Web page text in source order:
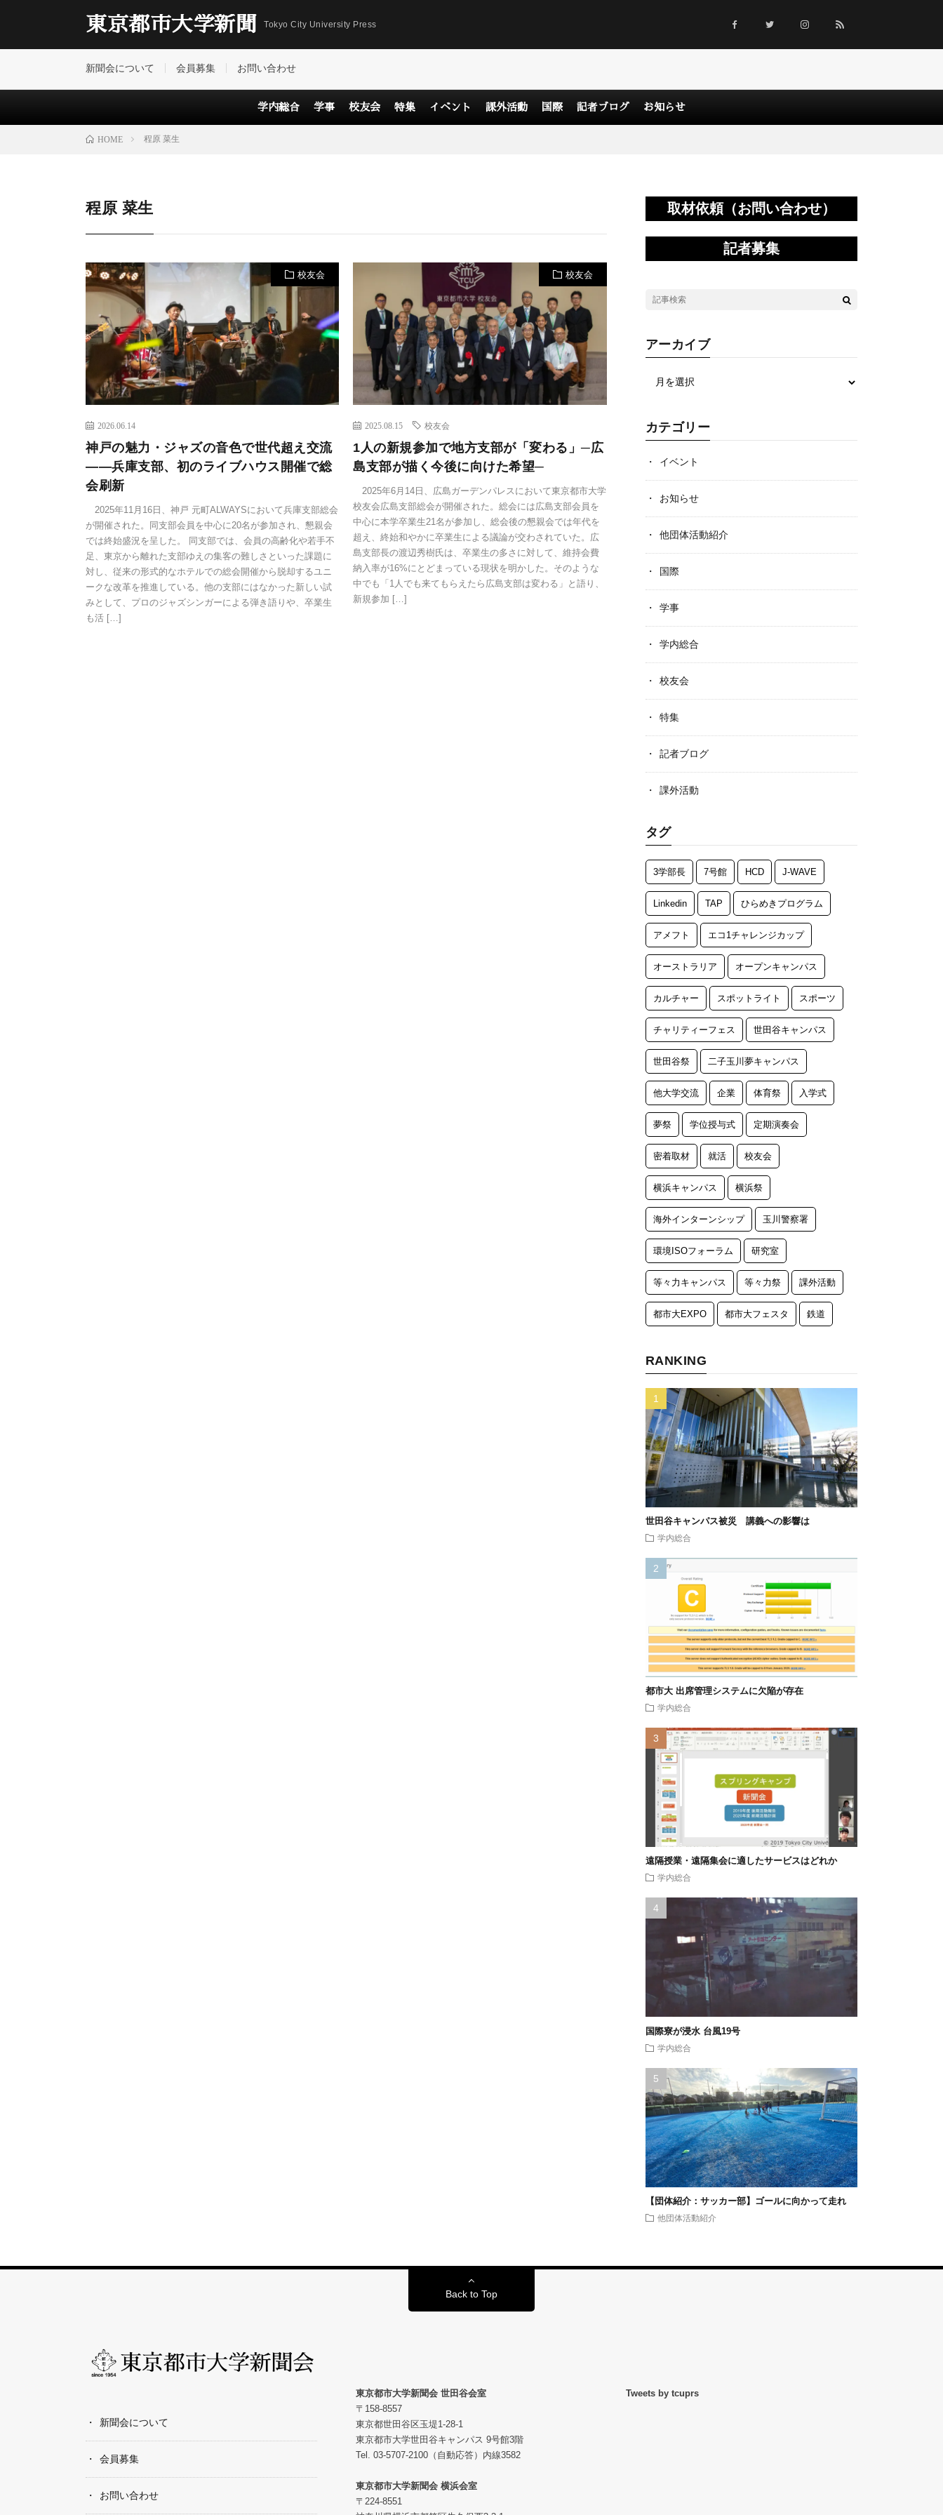
東京都市大学新聞 Tokyo City University Press
新聞会について 会員募集 お問い合わせ
学内総合 学事 校友会 特集 イベント 課外活動 国際 記者ブログ お知らせ
HOME 程原 菜生
程原 菜生
校友会
2026.06.14
神戸の魅力・ジャズの音色で世代超え交流
――兵庫支部、初のライブハウス開催で総
会刷新
2025年11月16日、神戸 元町ALWAYSにおいて兵庫支部総会
が開催された。同支部会員を中心に20名が参加され、懇親会
では終始盛況を呈した。 同支部では、会員の高齢化や若手不
足、東京から離れた支部ゆえの集客の難しさといった課題に
対し、従来の形式的なホテルでの総会開催から脱却するユニ
ークな改革を推進している。他の支部にはなかった新しい試
みとして、プロのジャズシンガーによる弾き語りや、卒業生
も活 […]
校友会
2025.08.15 校友会
1人の新規参加で地方支部が「変わる」─広
島支部が描く今後に向けた希望─
2025年6月14日、広島ガーデンパレスにおいて東京都市大学
校友会広島支部総会が開催された。総会には広島支部会員を
中心に本学卒業生21名が参加し、総会後の懇親会では年代を
超え、終始和やかに卒業生による議論が交わされていた。広
島支部長の渡辺秀樹氏は、卒業生の多さに対して、維持会費
納入率が16%にとどまっている現状を明かした。そのような
中でも「1人でも来てもらえたら広島支部は変わる」と語り、
新規参加 […]
取材依頼（お問い合わせ）
記者募集
アーカイブ
カテゴリー
イベント
お知らせ
他団体活動紹介
国際
学事
学内総合
校友会
特集
記者ブログ
課外活動
タグ
3学部長 7号館 HCD J-WAVE
Linkedin TAP ひらめきプログラム
アメフト エコ1チャレンジカップ
オーストラリア オープンキャンパス
カルチャー スポットライト スポーツ
チャリティーフェス 世田谷キャンパス
世田谷祭 二子玉川夢キャンパス
他大学交流 企業 体育祭 入学式
夢祭 学位授与式 定期演奏会
密着取材 就活 校友会
横浜キャンパス 横浜祭
海外インターンシップ 玉川警察署
環境ISOフォーラム 研究室
等々力キャンパス 等々力祭 課外活動
都市大EXPO 都市大フェスタ 鉄道
RANKING
世田谷キャンパス被災 講義への影響は
学内総合
都市大 出席管理システムに欠陥が存在
学内総合
遠隔授業・遠隔集会に適したサービスはどれか
学内総合
国際寮が浸水 台風19号
学内総合
【団体紹介：サッカー部】ゴールに向かって走れ
他団体活動紹介
Back to Top
新聞会について
会員募集
お問い合わせ
東京都市大学新聞会 世田谷会室
〒158-8557
東京都世田谷区玉堤1-28-1
東京都市大学世田谷キャンパス 9号館3階
Tel. 03-5707-2100（自動応答）内線3582
東京都市大学新聞会 横浜会室
〒224-8551
Tweets by tcuprs